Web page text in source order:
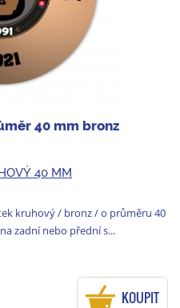
40 mm bronz
40 MM
kruhový / bronz / o průměru 40
zadní nebo přední s...
KOUPIT